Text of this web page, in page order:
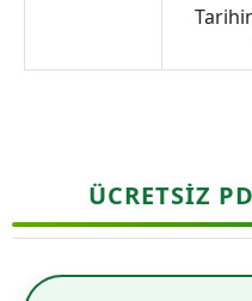
ÜCRETSİZ